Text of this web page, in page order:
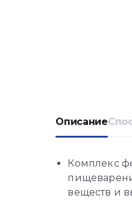
Описание
Комплекс
веществ и